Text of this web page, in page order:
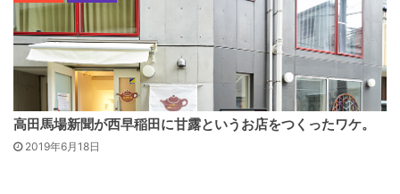
高田馬場新聞が西早稲田に甘露というお店をつくったワケ。
2019年6月18日